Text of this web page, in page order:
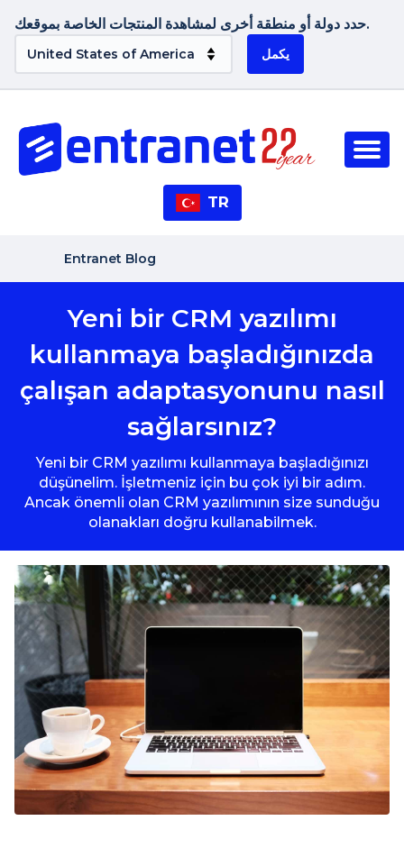
حدد دولة أو منطقة أخرى لمشاهدة المنتجات الخاصة بموقعك.
يكمل
TR
Entranet Blog
Yeni bir CRM yazılımı
kullanmaya başladığınızda
çalışan adaptasyonunu nasıl
sağlarsınız?
Yeni bir CRM yazılımı kullanmaya başladığınızı
düşünelim. İşletmeniz için bu çok iyi bir adım.
Ancak önemli olan CRM yazılımının size sunduğu
olanakları doğru kullanabilmek.